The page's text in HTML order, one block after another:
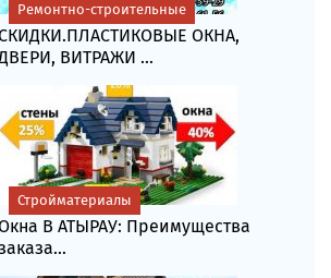
ОКНА,
ВИТРАЖИ ...
Ремонтно-строительные
В АТЫРАУ: Преимущества
Стройматериалы